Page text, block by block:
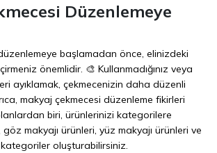
Düzenlemeye
başlamadan önce, elinizdeki
önemlidir. 🎨 Kullanmadığınız veya
ayıklamak, çekmecenizin daha düzenli
makyaj çekmecesi düzenleme fikirleri
biri, ürünlerinizi kategorilere
göz makyajı ürünleri, yüz makyajı ürünleri ve
oluşturabilirsiniz.